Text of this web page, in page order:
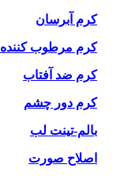
کرم آبرسان
کرم مرطوب کننده
کرم ضد آفتاب
کرم دور چشم
بالم-تینت لب
اصلاح صورت